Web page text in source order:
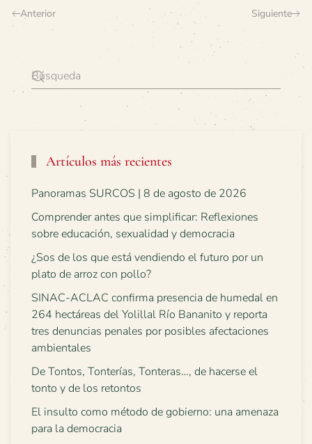
Anterior Siguiente
Artículos más recientes
Panoramas SURCOS | 8 de agosto de 2026
Comprender antes que simplificar: Reflexiones
sobre educación, sexualidad y democracia
¿Sos de los que está vendiendo el futuro por un
plato de arroz con pollo?
SINAC-ACLAC confirma presencia de humedal en
264 hectáreas del Yolillal Río Bananito y reporta
tres denuncias penales por posibles afectaciones
ambientales
De Tontos, Tonterías, Tonteras…, de hacerse el
tonto y de los retontos
El insulto como método de gobierno: una amenaza
para la democracia